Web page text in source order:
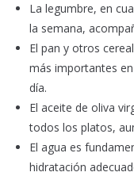
La legumbre, en
la semana,
El pan y otros
más importantes
día.
El aceite de oliva
todos los platos,
El agua es
hidratación